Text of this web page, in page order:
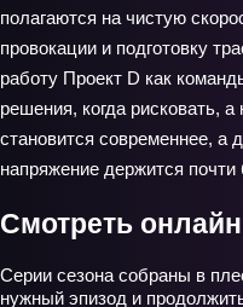
полагаются на чистую
провокации и подготовку
работу Проект D как
решения, когда рисковать, а
становится современнее, а
напряжение держится
Смотреть онлайн
Серии сезона собраны в
нужный эпизод и